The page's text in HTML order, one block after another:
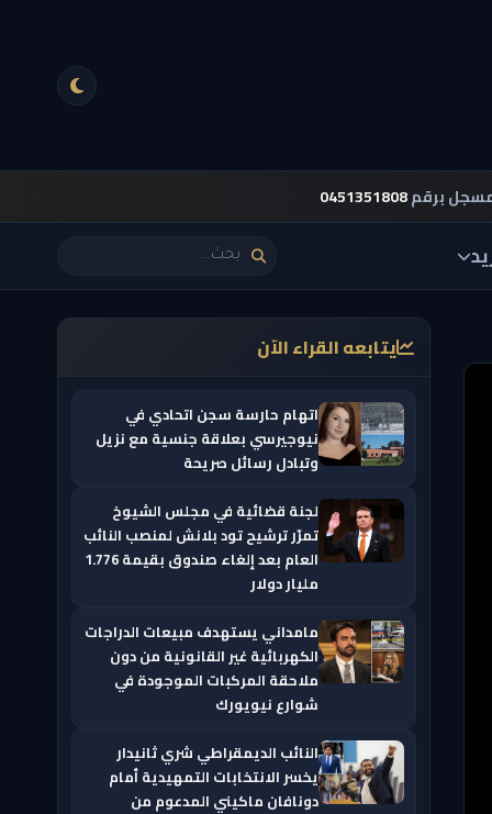
برقم0451351808
يتابعه القراء الآن
اتهام حارسة سجن اتحادي في
نيوجيرسي بعلاقة جنسية مع نزيل
وتبادل رسائل صريحة
لجنة قضائية في مجلس الشيوخ
تمرّر ترشيح تود بلانش لمنصب النائب
العام بعد إلغاء صندوق بقيمة 1.776
مليار دولار
مامداني يستهدف مبيعات الدراجات
الكهربائية غير القانونية من دون
ملاحقة المركبات الموجودة في
شوارع نيويورك
النائب الديمقراطي شري ثانيدار
يخسر الانتخابات التمهيدية أمام
دونافان ماكيني المدعوم من